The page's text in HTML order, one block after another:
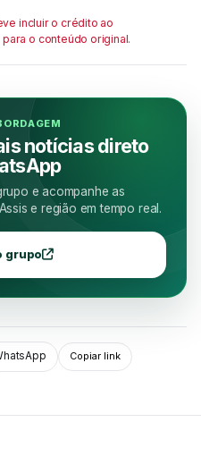
incluir o crédito ao
o conteúdo original.
notícias direto
e acompanhe as
e região em tempo real.
grupo
Copiar link